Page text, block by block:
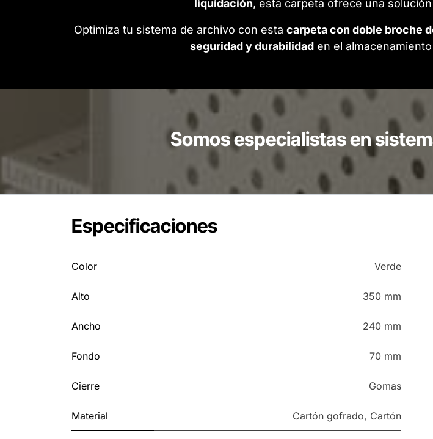
liquidación, esta carpeta ofrece una
Optimiza tu sistema de archivo con esta carpeta con doble broche
seguridad y durabilidad en el
Somos especialistas en
Especificaciones
Color Verde
Alto 350 mm
Ancho 240 mm
Fondo 70 mm
Cierre Gomas
Material Cartón gofrado, Cartón